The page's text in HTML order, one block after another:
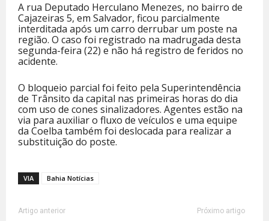
A rua Deputado Herculano Menezes, no bairro de
Cajazeiras 5, em Salvador, ficou parcialmente
interditada após um carro derrubar um poste na
região. O caso foi registrado na madrugada desta
segunda-feira (22) e não há registro de feridos no
acidente.
O bloqueio parcial foi feito pela Superintendência
de Trânsito da capital nas primeiras horas do dia
com uso de cones sinalizadores. Agentes estão na
via para auxiliar o fluxo de veículos e uma equipe
da Coelba também foi deslocada para realizar a
substituição do poste.
VIA Bahia Notícias
Artigo anterior Próximo artigo